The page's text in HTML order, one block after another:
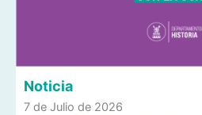
Noticia
7 de Julio de 2026